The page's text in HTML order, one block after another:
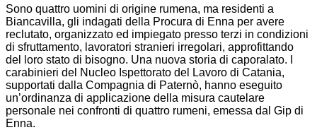
Sono quattro uomini di origine rumena, ma residenti a
Biancavilla, gli indagati della Procura di Enna per avere
reclutato, organizzato ed impiegato presso terzi in condizioni
di sfruttamento, lavoratori stranieri irregolari, approfittando
del loro stato di bisogno. Una nuova storia di caporalato. I
carabinieri del Nucleo Ispettorato del Lavoro di Catania,
supportati dalla Compagnia di Paternò, hanno eseguito
un’ordinanza di applicazione della misura cautelare
personale nei confronti di quattro rumeni, emessa dal Gip di
Enna.